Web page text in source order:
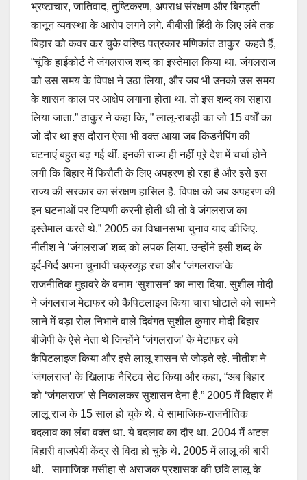
भ्रष्टाचार, जातिवाद, तुष्टिकरण, अपराध संरक्षण और बिगड़ती
कानून व्यवस्था के आरोप लगने लगे. बीबीसी हिंदी के लिए लंबे तक
बिहार को कवर कर चुके वरिष्ठ पत्रकार मणिकांत ठाकुर कहते हैं,
“चूंकि हाईकोर्ट ने जंगलराज शब्द का इस्तेमाल किया था, जंगलराज
को उस समय के विपक्ष ने उठा लिया, और जब भी उनको उस समय
के शासन काल पर आक्षेप लगाना होता था, तो इस शब्द का सहारा
लिया जाता.” ठाकुर ने कहा कि, ” लालू-राबड़ी का जो 15 वर्षों का
जो दौर था इस दौरान ऐसा भी वक्त आया जब किडनैपिंग की
घटनाएं बहुत बढ़ गई थीं. इनकी राज्य ही नहीं पूरे देश में चर्चा होने
लगी कि बिहार में फिरौती के लिए अपहरण हो रहा है और इसे इस
राज्य की सरकार का संरक्षण हासिल है. विपक्ष को जब अपहरण की
इन घटनाओं पर टिप्पणी करनी होती थी तो वे जंगलराज का
इस्तेमाल करते थे.” 2005 का विधानसभा चुनाव याद कीजिए.
नीतीश ने ‘जंगलराज’ शब्द को लपक लिया. उन्होंने इसी शब्द के
इर्द-गिर्द अपना चुनावी चक्रव्यूह रचा और ‘जंगलराज’के
राजनीतिक मुहावरे के बनाम ‘सुशासन’ का नारा दिया. सुशील मोदी
ने जंगलराज मेटाफर को कैपिटलाइज किया चारा घोटाले को सामने
लाने में बड़ा रोल निभाने वाले दिवंगत सुशील कुमार मोदी बिहार
बीजेपी के ऐसे नेता थे जिन्होंने ‘जंगलराज’ के मेटाफर को
कैपिटलाइज किया और इसे लालू शासन से जोड़ते रहे. नीतीश ने
‘जंगलराज’ के खिलाफ नैरिटव सेट किया और कहा, “अब बिहार
को ‘जंगलराज’ से निकालकर सुशासन देना है.” 2005 में बिहार में
लालू राज के 15 साल हो चुके थे. ये सामाजिक-राजनीतिक
बदलाव का लंबा वक्त था. ये बदलाव का दौर था. 2004 में अटल
बिहारी वाजपेयी केंद्र से विदा हो चुके थे. 2005 में लालू की बारी
थी. सामाजिक मसीहा से अराजक प्रशासक की छवि लालू के